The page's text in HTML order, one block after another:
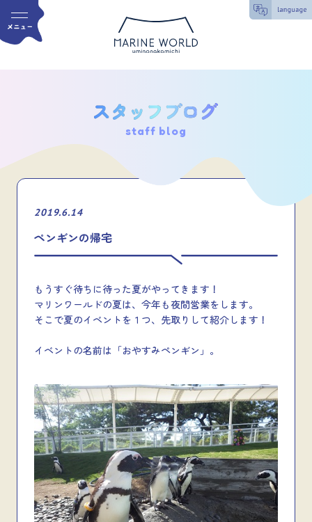
staff blog
2019.6.14
ペンギンの帰宅
もうすぐ待ちに待った夏がやってきます！
マリンワールドの夏は、今年も夜間営業をします。
そこで夏のイベントを１つ、先取りして紹介します！
イベントの名前は「おやすみペンギン」。